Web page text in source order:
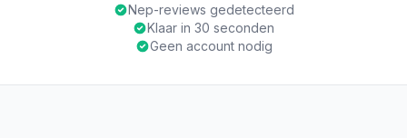
Nep-reviews gedetecteerd
Klaar in 30 seconden
Geen account nodig